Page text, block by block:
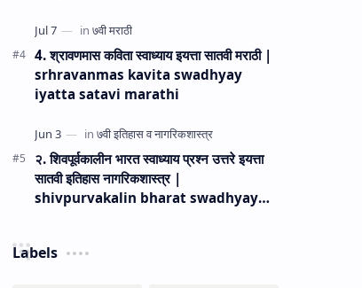
4. श्रावणमास कविता स्वाध्याय इयत्ता सातवी मराठी |
srhravanmas kavita swadhyay
iyatta satavi marathi
२. शिवपूर्वकालीन भारत स्वाध्याय प्रश्न उत्तरे इयत्ता
सातवी इतिहास नागरिकशास्त्र |
shivpurvakalin bharat swadhyay
Labels